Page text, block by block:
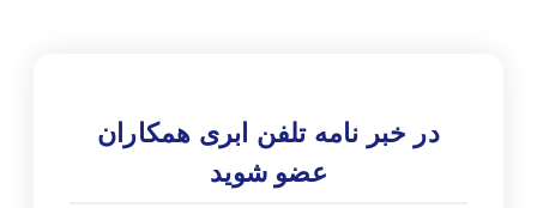
در خبر نامه تلفن ابری همکاران
عضو شوید